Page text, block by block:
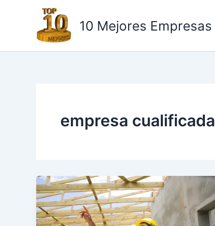
contenido
10 Mejores Empresas
empresa cualificada